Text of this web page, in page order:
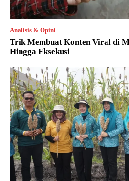
Analisis & Opini
Trik Membuat Konten Viral di
Hingga Eksekusi